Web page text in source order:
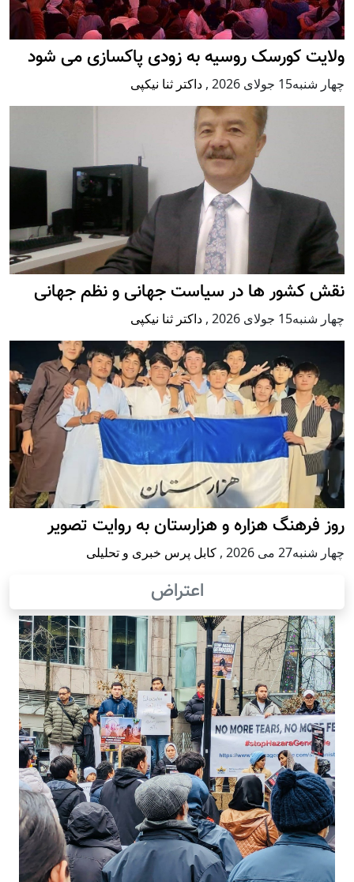
ولایت کورسک روسیه به زودی پاکسازی می شود
چهار شنبه15 جولای 2026 , داکتر ثنا نیکپی
نقش کشور ها در سیاست جهانی و نظم جهانی
چهار شنبه15 جولای 2026 , داکتر ثنا نیکپی
روز فرهنگ هزاره و هزارستان به روایت تصویر
چهار شنبه27 می 2026 , کابل پرس خبری و تحلیلی
اعتراض